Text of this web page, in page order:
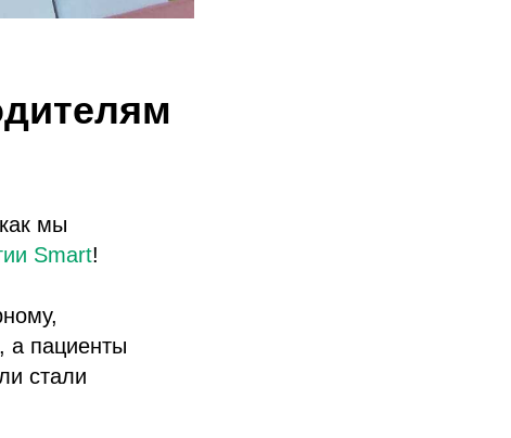
мы
Smart!
а пациенты
стали